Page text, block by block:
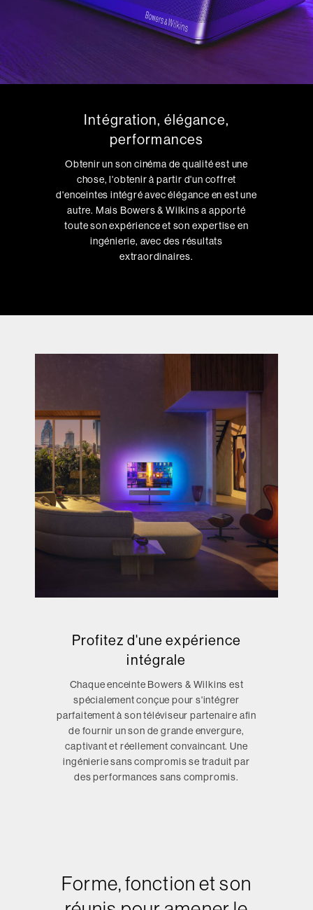
Intégration, élégance,
performances
Obtenir un son cinéma de qualité est une
chose, l'obtenir à partir d'un coffret
d'enceintes intégré avec élégance en est une
autre. Mais Bowers & Wilkins a apporté
toute son expérience et son expertise en
ingénierie, avec des résultats
extraordinaires.
Profitez d'une expérience
intégrale
Chaque enceinte Bowers & Wilkins est
spécialement conçue pour s'intégrer
parfaitement à son téléviseur partenaire afin
de fournir un son de grande envergure,
captivant et réellement convaincant. Une
ingénierie sans compromis se traduit par
des performances sans compromis.
Forme, fonction et son